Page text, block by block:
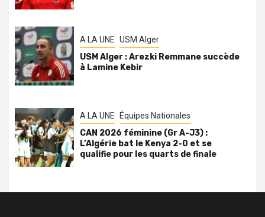
A LA UNE USM Alger
USM Alger : Arezki Remmane succède
à Lamine Kebir
A LA UNE Équipes Nationales
CAN 2026 féminine (Gr A-J3) :
L’Algérie bat le Kenya 2-0 et se
qualifie pour les quarts de finale